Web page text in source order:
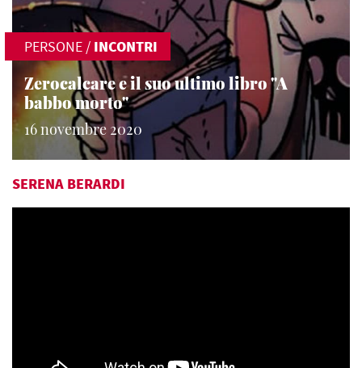
PERSONE / INCONTRI
Zerocalcare e il suo ultimo libro "A
babbo morto"
16 novembre 2020
SERENA BERARDI